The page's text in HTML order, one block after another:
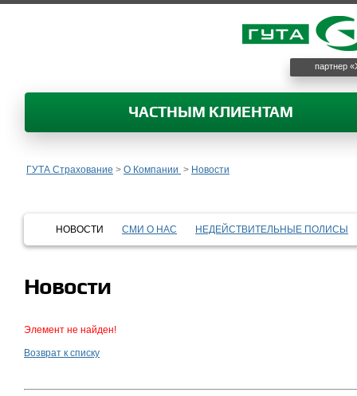
партнер
ЧАСТНЫМ КЛИЕНТАМ
ГУТА Страхование > О Компании > Новости
НОВОСТИ СМИ О НАС НЕДЕЙСТВИТЕЛЬНЫЕ ПОЛИСЫ
Новости
Элемент не найден!
Возврат к списку